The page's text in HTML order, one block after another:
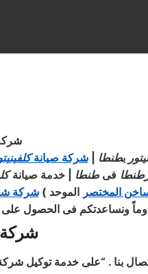
بطنطا |شركة صيانة
طنطا فى طنطا |خدمة صيانة
المختصر الموحد )شركة
ونساعدتكم فى الحصول على
شركة
بنا . “على خدمة توكيل